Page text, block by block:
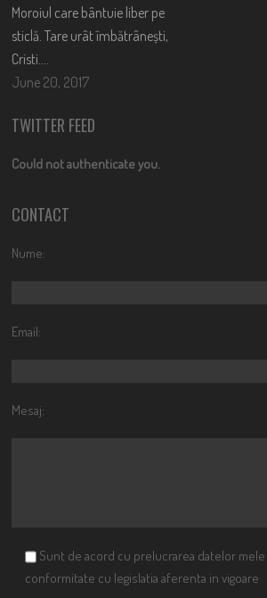
Moroiul care bântuie liber pe
sticlă. Tare urât îmbătrânești,
Cristi….
June 20, 2017
TWITTER FEED
Could not authenticate you.
CONTACT
Nume:
Email:
Mesaj:
Sunt de acord cu prelucrarea datelor
conformitate cu legislatia aferenta in vigoare